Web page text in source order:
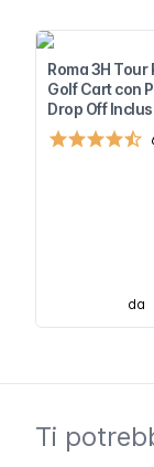
Roma 3H Tour
Golf Cart con
Drop Off
da
Ti